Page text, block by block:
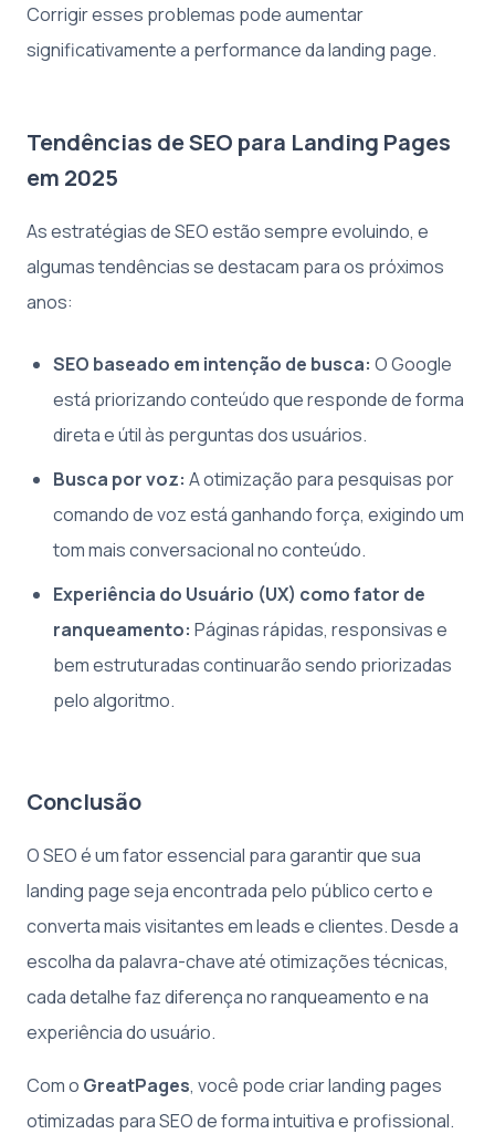
Corrigir esses problemas pode aumentar
significativamente a performance da landing page.
Tendências de SEO para Landing Pages
em 2025
As estratégias de SEO estão sempre evoluindo, e
algumas tendências se destacam para os próximos
anos:
SEO baseado em intenção de busca: O Google
está priorizando conteúdo que responde de forma
direta e útil às perguntas dos usuários.
Busca por voz: A otimização para pesquisas por
comando de voz está ganhando força, exigindo um
tom mais conversacional no conteúdo.
Experiência do Usuário (UX) como fator de
ranqueamento: Páginas rápidas, responsivas e
bem estruturadas continuarão sendo priorizadas
pelo algoritmo.
Conclusão
O SEO é um fator essencial para garantir que sua
landing page seja encontrada pelo público certo e
converta mais visitantes em leads e clientes. Desde a
escolha da palavra-chave até otimizações técnicas,
cada detalhe faz diferença no ranqueamento e na
experiência do usuário.
Com o GreatPages, você pode criar landing pages
otimizadas para SEO de forma intuitiva e profissional.